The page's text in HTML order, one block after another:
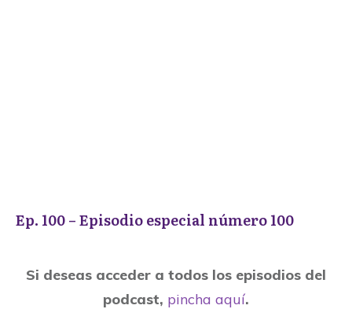
Ep. 100 – Episodio especial número 100
Si deseas acceder a todos los episodios del
podcast, pincha aquí.